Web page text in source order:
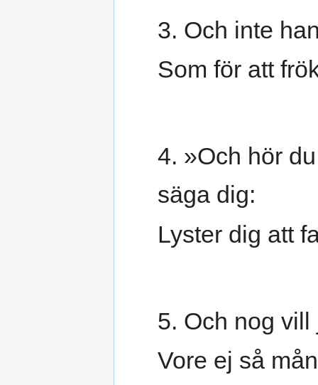
3. Och inte
Som för att
4. »Och hör
säga dig:
Lyster dig att
5. Och nog
Vore ej så